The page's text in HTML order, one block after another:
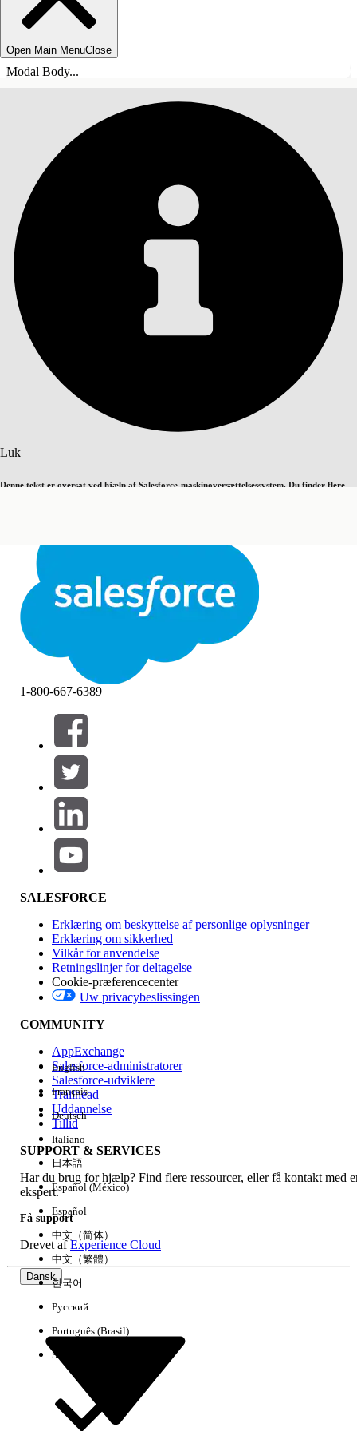
Open Main MenuClose
Modal Body...
Luk
Denne tekst er oversat ved hjælp af Salesforce-maskinoversættelsessystem. Du finder flere
Luk
INDHOLD
Filtrer efter (0)
VÆLG FILTRE
Produktområde
Funktionspåvirkning
Version
Experience
Ryd alle Udført
1-800-667-6389
SALESFORCE
Erklæring om beskyttelse af personlige oplysninger
Erklæring om sikkerhed
Vilkår for anvendelse
Retningslinjer for deltagelse
Cookie-præferencecenter
Uw privacybeslissingen
COMMUNITY
AppExchange
Salesforce-administratorer
Salesforce-udviklere
Trailhead
Uddannelse
Tillid
SUPPORT & SERVICES
Har du brug for hjælp? Find flere ressourcer, eller få kontakt med
ekspert.
Få support
Drevet afExperience Cloud
Dansk
English
Français
Deutsch
Italiano
日本語
Español (México)
Español
中文（简体）
中文（繁體）
한국어
Русский
Português (Brasil)
Suomi